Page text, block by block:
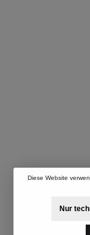
Diese Website
Nur